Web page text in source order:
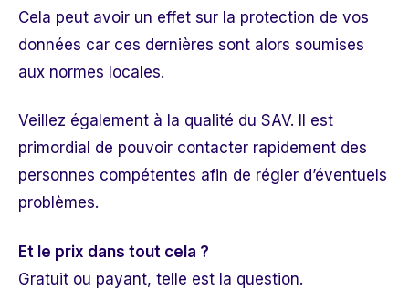
Cela peut avoir un effet sur la protection de vos
données car ces dernières sont alors soumises
aux normes locales.
Veillez également à la qualité du SAV. Il est
primordial de pouvoir contacter rapidement des
personnes compétentes afin de régler d’éventuels
problèmes.
Et le prix dans tout cela ?
Gratuit ou payant, telle est la question.